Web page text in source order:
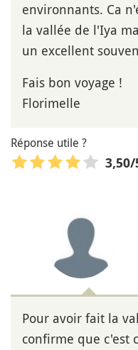
environnants. Ca
la vallée de l'Iya
un excellent
Fais bon voyage !
Florimelle
Réponse utile ?
3,50/
Pour avoir fait la
confirme que c'est